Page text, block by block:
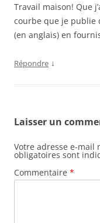
Travail maison! Que
courbe que je publie
(en anglais) en
Répondre ↓
Laisser un
Votre adresse e-mail
obligatoires sont
Commentaire *